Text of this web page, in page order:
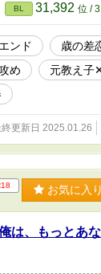
BL 31,392 位 /
ンド
歳の差
め
元教え子
更新日 2025.01.26
お気に入
は、もっとあ